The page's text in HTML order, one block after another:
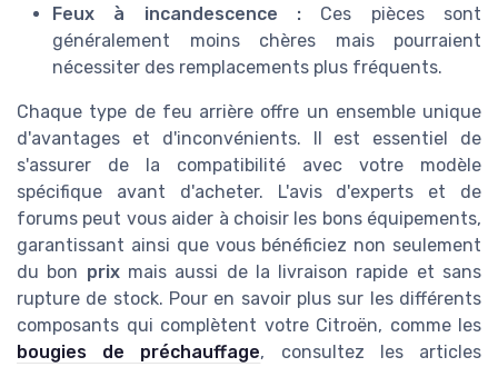
Feux à incandescence : Ces pièces sont
généralement moins chères mais pourraient
nécessiter des remplacements plus fréquents.
Chaque type de feu arrière offre un ensemble unique
d'avantages et d'inconvénients. Il est essentiel de
s'assurer de la compatibilité avec votre modèle
spécifique avant d'acheter. L'avis d'experts et de
forums peut vous aider à choisir les bons équipements,
garantissant ainsi que vous bénéficiez non seulement
du bon prixmais aussi de la livraison rapide et sans
rupture de stock. Pour en savoir plus sur les différents
composants qui complètent votre Citroën, comme les
bougies de préchauffage, consultez les articles